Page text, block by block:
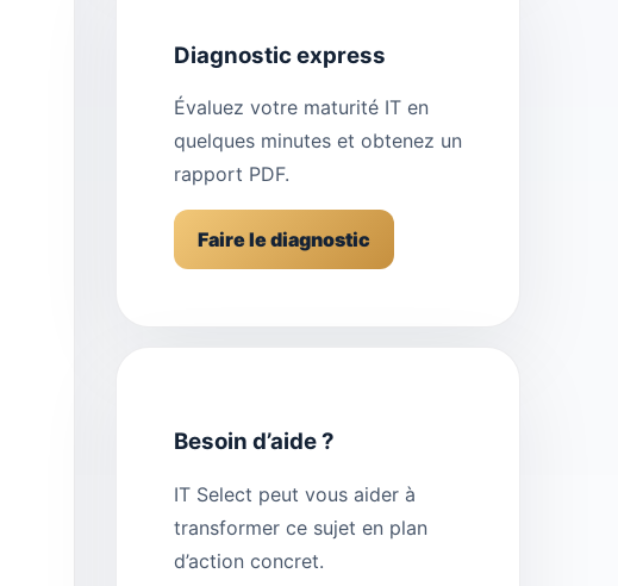
Diagnostic express
Évaluez votre maturité IT en
quelques minutes et obtenez un
rapport PDF.
Faire le diagnostic
Besoin d’aide ?
IT Select peut vous aider à
transformer ce sujet en plan
d’action concret.